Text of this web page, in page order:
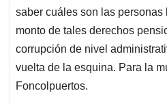
saber cuáles son las personas
monto de tales derechos
corrupción de nivel
vuelta de la esquina. Para la
Foncolpuertos.